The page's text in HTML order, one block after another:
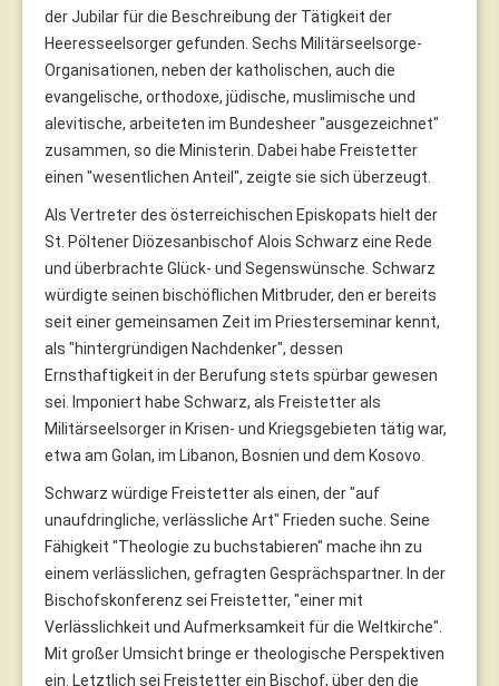
der Jubilar für die Beschreibung der Tätigkeit der
Heeresseelsorger gefunden. Sechs Militärseelsorge-
Organisationen, neben der katholischen, auch die
evangelische, orthodoxe, jüdische, muslimische und
alevitische, arbeiteten im Bundesheer "ausgezeichnet"
zusammen, so die Ministerin. Dabei habe Freistetter
einen "wesentlichen Anteil", zeigte sie sich überzeugt.
Als Vertreter des österreichischen Episkopats hielt der
St. Pöltener Diözesanbischof Alois Schwarz eine Rede
und überbrachte Glück- und Segenswünsche. Schwarz
würdigte seinen bischöflichen Mitbruder, den er bereits
seit einer gemeinsamen Zeit im Priesterseminar kennt,
als "hintergründigen Nachdenker", dessen
Ernsthaftigkeit in der Berufung stets spürbar gewesen
sei. Imponiert habe Schwarz, als Freistetter als
Militärseelsorger in Krisen- und Kriegsgebieten tätig war,
etwa am Golan, im Libanon, Bosnien und dem Kosovo.
Schwarz würdige Freistetter als einen, der "auf
unaufdringliche, verlässliche Art" Frieden suche. Seine
Fähigkeit "Theologie zu buchstabieren" mache ihn zu
einem verlässlichen, gefragten Gesprächspartner. In der
Bischofskonferenz sei Freistetter, "einer mit
Verlässlichkeit und Aufmerksamkeit für die Weltkirche".
Mit großer Umsicht bringe er theologische Perspektiven
ein. Letztlich sei Freistetter ein Bischof, über den die